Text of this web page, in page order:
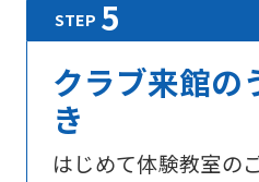
クラブ来館の
き
はじめて体験教室の